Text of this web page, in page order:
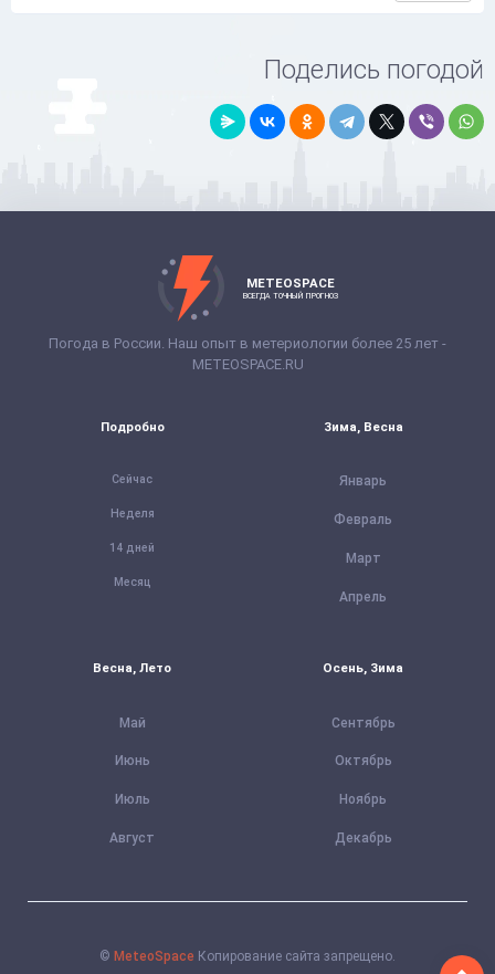
Поделись погодой
METEOSPACE
ВСЕГДА ТОЧНЫЙ ПРОГНОЗ
Погода в России. Наш опыт в метериологии более 25 лет -
METEOSPACE.RU
Подробно
Сейчас
Неделя
14 дней
Месяц
Зима, Весна
Январь
Февраль
Март
Апрель
Весна, Лето
Май
Июнь
Июль
Август
Осень, Зима
Сентябрь
Октябрь
Ноябрь
Декабрь
© MeteoSpace Копирование сайта запрещено.